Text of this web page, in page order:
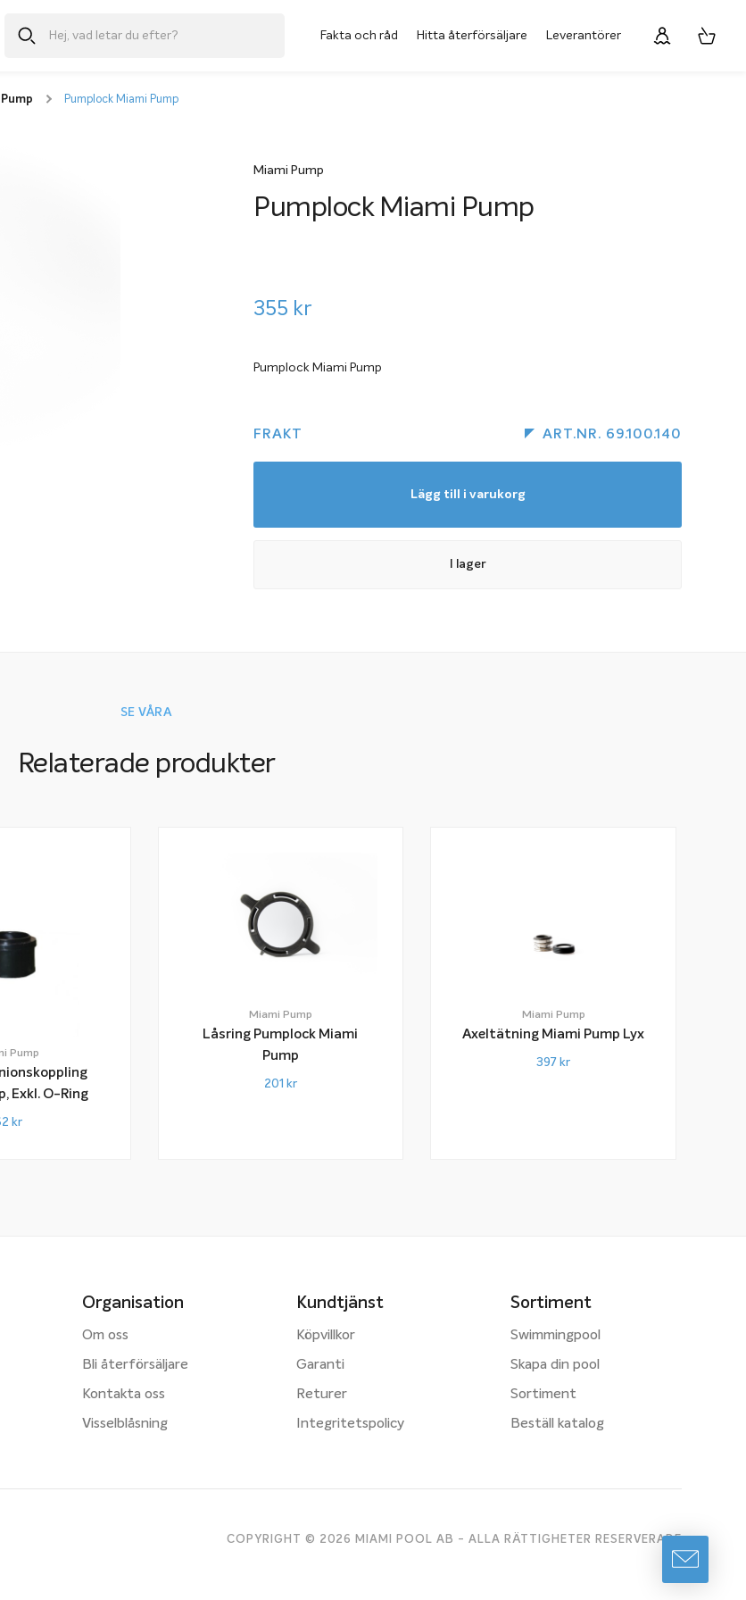
Fakta och råd Hitta återförsäljare Leverantörer
Pumplock Miami Pump
Miami Pump
Pumplock Miami Pump
355 kr
Pumplock Miami Pump
FRAKT ART.NR. 69.100.140
Lägg till i varukorg
I lager
SE VÅRA
Relaterade produkter
Pump
Exkl. O-Ring
kr
Miami Pump
Låsring Pumplock Miami
Pump
201 kr
Miami Pump
Axeltätning Miami Pump Lyx
397 kr
Sortiment
Swimmingpool
Skapa din pool
Sortiment
Beställ katalog
Kundtjänst
Köpvillkor
Garanti
Returer
Integritetspolicy
Organisation
Om oss
Bli återförsäljare
Kontakta oss
Visselblåsning
COPYRIGHT © 2026 MIAMI POOL AB - ALLA RÄTTIGHETER RESERVERADE